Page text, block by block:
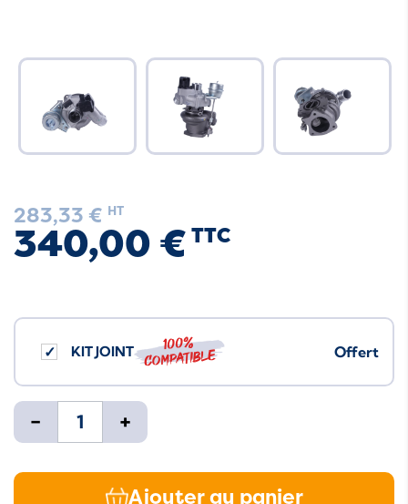
283,33 € HT
340,00 € TTC
KIT JOINT 100%
compatible Offert
- +
Ajouter au panier